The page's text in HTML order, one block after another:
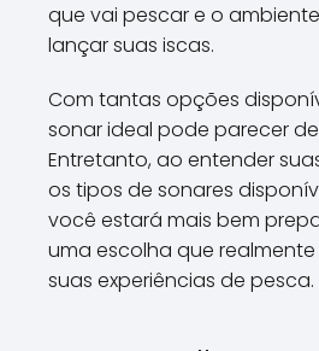
que vai pescar e o
lançar suas iscas.
Com tantas opções
sonar ideal pode parecer
Entretanto, ao entender
os tipos de sonares
você estará mais bem
uma escolha que
suas experiências de pesca.